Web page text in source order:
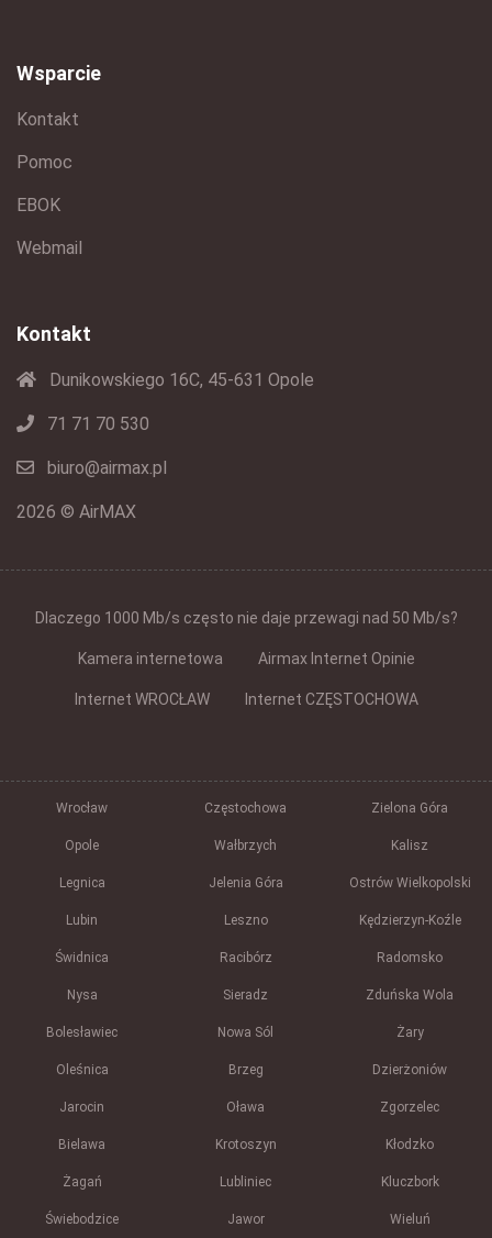
Wsparcie
Kontakt
Pomoc
EBOK
Webmail
Kontakt
Dunikowskiego 16C, 45-631 Opole
71 71 70 530
biuro@airmax.pl
2026 © AirMAX
Dlaczego 1000 Mb/s często nie daje przewagi nad 50 Mb/s?
Kamera internetowa Airmax Internet Opinie
Internet WROCŁAW Internet CZĘSTOCHOWA
Wrocław Częstochowa Zielona Góra
Opole Wałbrzych Kalisz
Legnica Jelenia Góra Ostrów Wielkopolski
Lubin Leszno Kędzierzyn-Koźle
Świdnica Racibórz Radomsko
Nysa Sieradz Zduńska Wola
Bolesławiec Nowa Sól Żary
Oleśnica Brzeg Dzierżoniów
Jarocin Oława Zgorzelec
Bielawa Krotoszyn Kłodzko
Żagań Lubliniec Kluczbork
Świebodzice Jawor Wieluń